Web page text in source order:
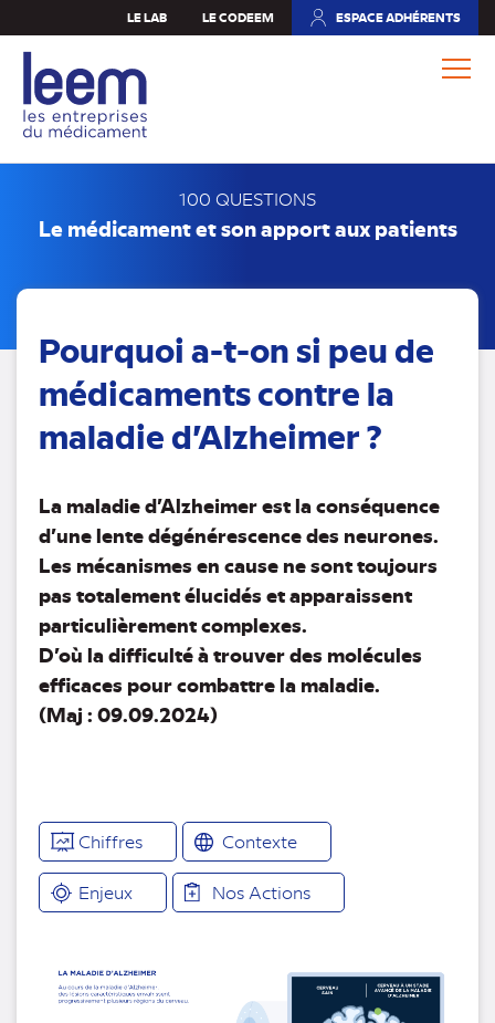
au
contenu
principal
LE LAB LE CODEEM ESPACE ADHÉRENTS
(NOUVEL
100 QUESTIONS
Le médicament et son apport aux patients
Pourquoi a-t-on si peu de
médicaments contre la
maladie d’Alzheimer ?
La maladie d’Alzheimer est la conséquence
d’une lente dégénérescence des neurones.
Les mécanismes en cause ne sont toujours
pas totalement élucidés et apparaissent
particulièrement complexes.
D’où la difficulté à trouver des molécules
efficaces pour combattre la maladie.
(Maj : 09.09.2024)
Chiffres Contexte
Enjeux Nos Actions